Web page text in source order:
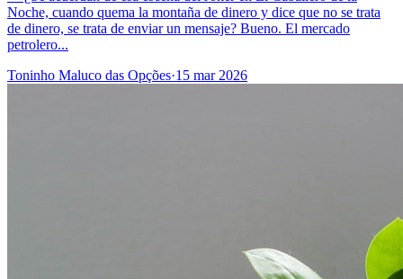
Noche, cuando quema la montaña de dinero y dice que no se trata
de dinero, se trata de enviar un mensaje? Bueno. El mercado
petrolero...
Toninho Maluco das Opções·15 mar 2026